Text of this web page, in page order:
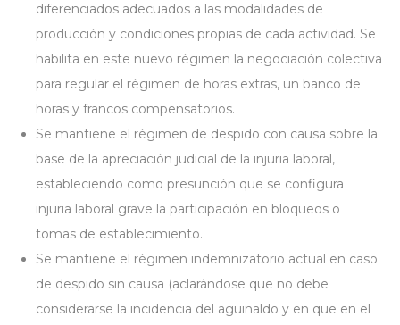
diferenciados adecuados a las modalidades de
producción y condiciones propias de cada actividad. Se
habilita en este nuevo régimen la negociación colectiva
para regular el régimen de horas extras, un banco de
horas y francos compensatorios.
Se mantiene el régimen de despido con causa sobre la
base de la apreciación judicial de la injuria laboral,
estableciendo como presunción que se configura
injuria laboral grave la participación en bloqueos o
tomas de establecimiento.
Se mantiene el régimen indemnizatorio actual en caso
de despido sin causa (aclarándose que no debe
considerarse la incidencia del aguinaldo y en que en el